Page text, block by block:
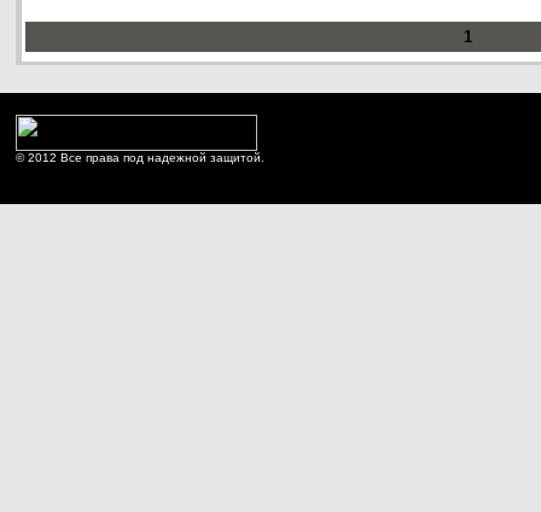
1
© 2012 Все права под надежной защитой.